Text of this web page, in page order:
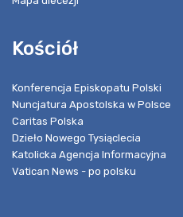
Kościół
Konferencja Episkopatu Polski
Nuncjatura Apostolska w Polsce
Caritas Polska
Dzieło Nowego Tysiąclecia
Katolicka Agencja Informacyjna
Vatican News - po polsku